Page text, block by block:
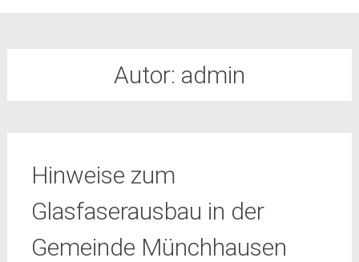
Autor: admin
Hinweise zum
Glasfaserausbau in der
Gemeinde Münchhausen